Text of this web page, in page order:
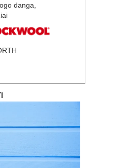
danga,